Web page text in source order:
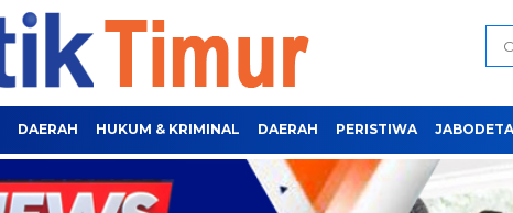
DAERAH HUKUM & KRIMINAL DAERAH PERISTIWA